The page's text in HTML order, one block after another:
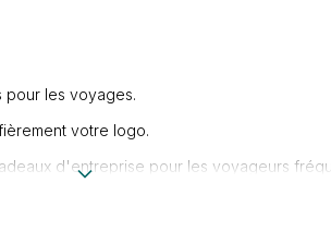
pour les voyages.
votre logo.
d'entreprise pour les voyageurs